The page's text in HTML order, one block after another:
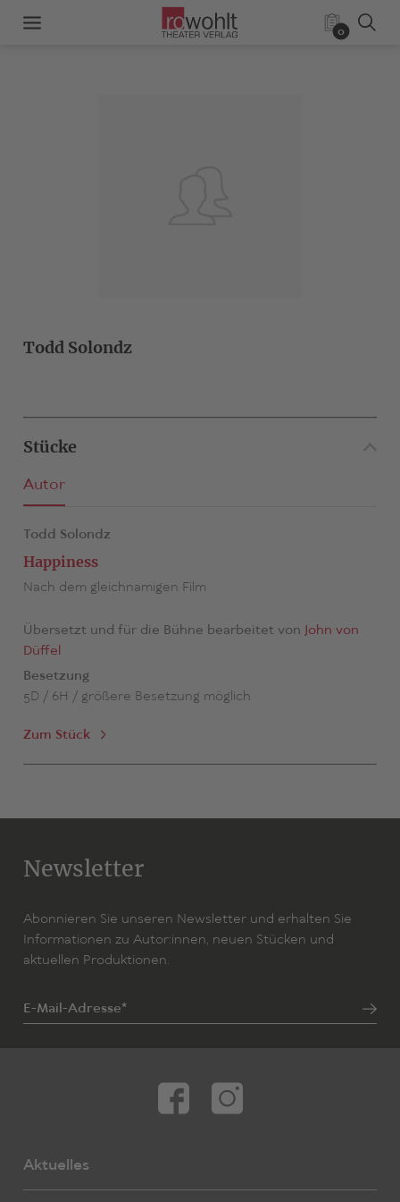
0
Todd Solondz
Stücke
Autor
Todd Solondz
Happiness
Nach dem gleichnamigen Film
Übersetzt und für die Bühne bearbeitet von John von
Düffel
Besetzung
5D / 6H / größere Besetzung möglich
Zum Stück
Newsletter
Abonnieren Sie unseren Newsletter und erhalten Sie
Informationen zu Autor:innen, neuen Stücken und
aktuellen Produktionen.
E-Mail-Adresse*
Aktuelles